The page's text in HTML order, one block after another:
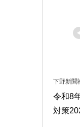
下野新聞
令和8
対策